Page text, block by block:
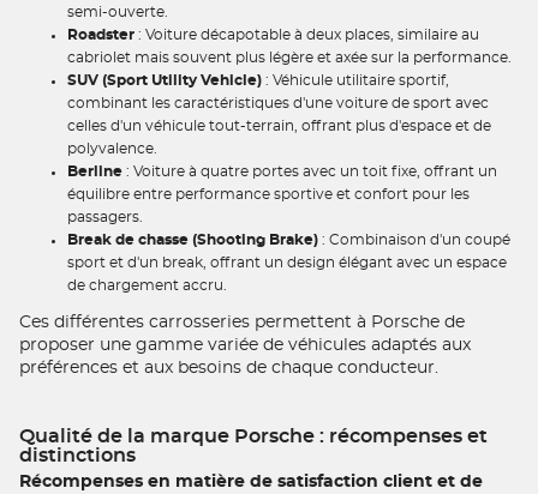
semi-ouverte.
Roadster : Voiture décapotable à deux places, similaire au
cabriolet mais souvent plus légère et axée sur la performance.
SUV (Sport Utility Vehicle) : Véhicule utilitaire sportif,
combinant les caractéristiques d'une voiture de sport avec
celles d'un véhicule tout-terrain, offrant plus d'espace et de
polyvalence.
Berline : Voiture à quatre portes avec un toit fixe, offrant un
équilibre entre performance sportive et confort pour les
passagers.
Break de chasse (Shooting Brake) : Combinaison d'un coupé
sport et d'un break, offrant un design élégant avec un espace
de chargement accru.
Ces différentes carrosseries permettent à Porsche de
proposer une gamme variée de véhicules adaptés aux
préférences et aux besoins de chaque conducteur.
Qualité de la marque Porsche : récompenses et
distinctions
Récompenses en matière de satisfaction client et de